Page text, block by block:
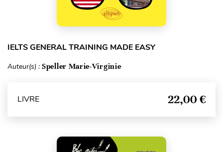
IELTS GENERAL TRAINING MADE EASY
Auteur(s) : Speller Marie-Virginie
LIVRE 22,00 €